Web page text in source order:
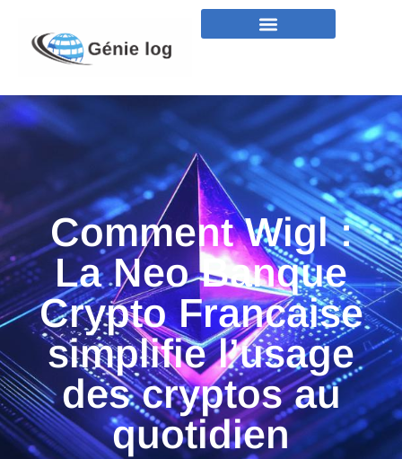
Comment Wigl :
La Neo Banque
Crypto Francaise
simplifie l’usage
des cryptos au
quotidien